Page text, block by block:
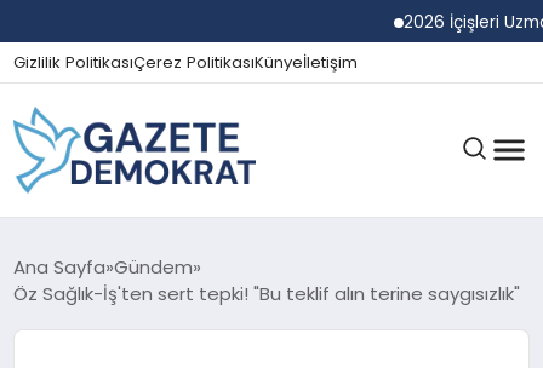
2026 İçişleri Uzman
Gizlilik PolitikasıÇerez PolitikasıKünyeİletişim
GÜNDEM
Ana Sayfa Gündem
Öz Sağlık-İş'ten sert tepki! "Bu teklif alın terine saygısızlık"